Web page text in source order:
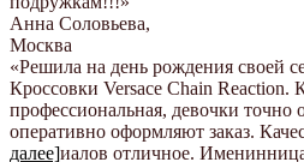
Анна Соловьева,
Москва
«Решила на день рождения своей
Кроссовки Versace Chain Reaction.
профессиональная, девочки точно
оперативно оформляют заказ.
далее]иалов отличное.